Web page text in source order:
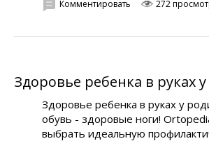
Комментировать 272
Здоровье ребенка в руках
Здоровье ребенка в руках у
обувь - здоровые ноги!
выбрать идеальную